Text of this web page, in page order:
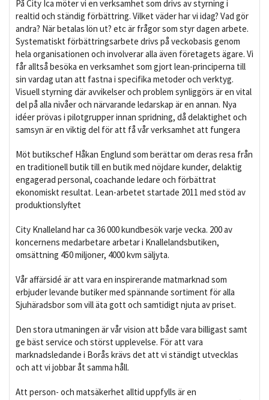
På City Ica möter vi en verksamhet som drivs av styrning i
realtid och ständig förbättring. Vilket väder har vi idag? Vad gör
andra? När betalas lön ut? etc är frågor som styr dagen arbete.
Systematiskt förbättringsarbete drivs på veckobasis genom
hela organisationen och involverar alla även företagets ägare. Vi
får alltså besöka en verksamhet som gjort lean-principerna till
sin vardag utan att fastna i specifika metoder och verktyg.
Visuell styrning där avvikelser och problem synliggörs är en vital
del på alla nivåer och närvarande ledarskap är en annan. Nya
idéer prövas i pilotgrupper innan spridning, då delaktighet och
samsyn är en viktig del för att få vår verksamhet att fungera
Möt butikschef Håkan Englund som berättar om deras resa från
en traditionell butik till en butik med nöjdare kunder, delaktig
engagerad personal, coachande ledare och förbättrat
ekonomiskt resultat. Lean-arbetet startade 2011 med stöd av
produktionslyftet
City Knalleland har ca 36 000 kundbesök varje vecka. 200 av
koncernens medarbetare arbetar i Knallelandsbutiken,
omsättning 450 miljoner, 4000 kvm säljyta.
Vår affärsidé är att vara en inspirerande matmarknad som
erbjuder levande butiker med spännande sortiment för alla
Sjuhäradsbor som vill äta gott och samtidigt njuta av priset.
Den stora utmaningen är vår vision att både vara billigast samt
ge bäst service och störst upplevelse. För att vara
marknadsledande i Borås krävs det att vi ständigt utvecklas
och att vi jobbar åt samma håll.
Att person- och matsäkerhet alltid uppfylls är en